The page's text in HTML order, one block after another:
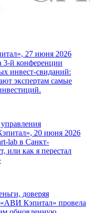
27 июня 2026
3-й конференции
инвест-свиданий:
экспертам самые
20 июня 2026
lab в Санкт-
или как я перестал
доверяя
Кэпитал» провела